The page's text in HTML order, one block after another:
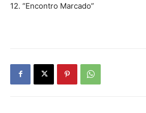
12. “Encontro Marcado”